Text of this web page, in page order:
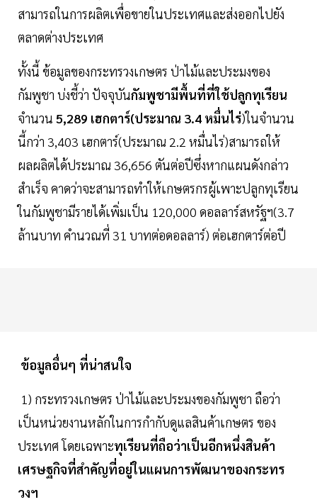
สามารถในการผลิตเพื่อขายในประเทศและส่งออกไปยัง
ตลาดต่างประเทศ
ทั้งนี้ ข้อมูลของกระทรวงเกษตร ป่าไม้และประมงของ
กัมพูชา บ่งชี้ว่า ปัจจุบันกัมพูชามีพื้นที่ที่ใช้ปลูกทุเรียน
จำนวน 5,289 เฮกตาร์(ประมาณ 3.4 หมื่นไร่)ในจำนวน
นี้กว่า 3,403 เฮกตาร์(ประมาณ 2.2 หมื่นไร่)สามารถให้
ผลผลิตได้ประมาณ 36,656 ตันต่อปีซึ่งหากแผนดังกล่าว
สำเร็จ คาดว่าจะสามารถทำให้เกษตรกรผู้เพาะปลูกทุเรียน
ในกัมพูชามีรายได้เพิ่มเป็น 120,000 ดอลลาร์สหรัฐฯ(3.7
ล้านบาท คำนวณที่ 31 บาทต่อดอลลาร์) ต่อเฮกตาร์ต่อปี
ข้อมูลอื่นๆ ที่น่าสนใจ
1) กระทรวงเกษตร ป่าไม้และประมงของกัมพูชา ถือว่า
เป็นหน่วยงานหลักในการกำกับดูแลสินค้าเกษตร ของ
ประเทศ โดยเฉพาะทุเรียนที่ถือว่าเป็นอีกหนึ่งสินค้า
เศรษฐกิจที่สำคัญที่อยู่ในแผนการพัฒนาของกระทร
วงฯ